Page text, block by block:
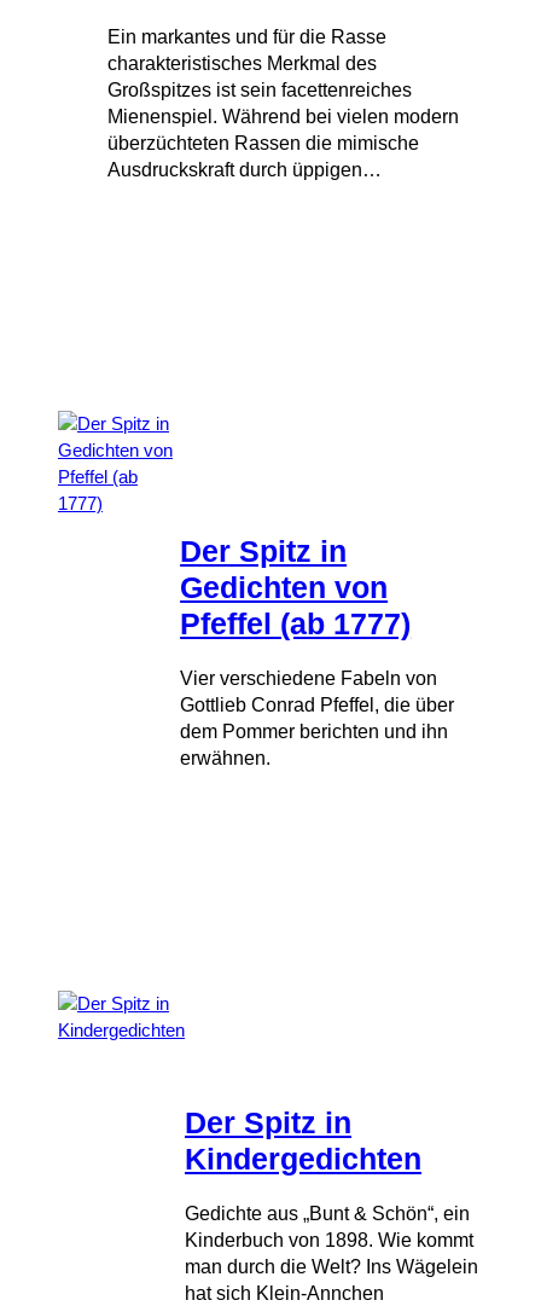
Ein markantes und für die Rasse
charakteristisches Merkmal des
Großspitzes ist sein facettenreiches
Mienenspiel. Während bei vielen modern
überzüchteten Rassen die mimische
Ausdruckskraft durch üppigen…
Der Spitz in
Gedichten von
Pfeffel (ab 1777)
Vier verschiedene Fabeln von
Gottlieb Conrad Pfeffel, die über
dem Pommer berichten und ihn
erwähnen.
Der Spitz in
Kindergedichten
Gedichte aus „Bunt & Schön“, ein
Kinderbuch von 1898. Wie kommt
man durch die Welt? Ins Wägelein
hat sich Klein-Annchen